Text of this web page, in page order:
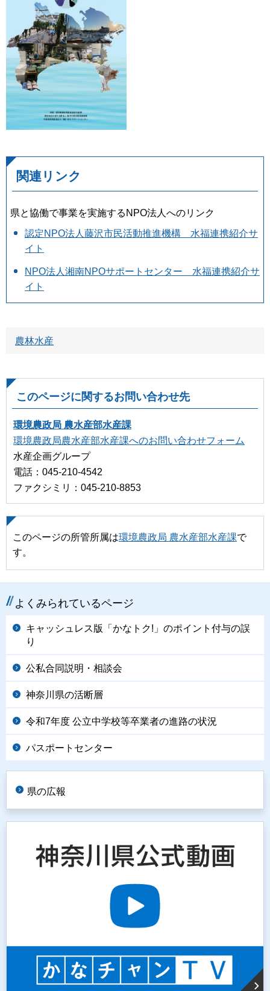
関連リンク
県と協働で事業を実施するNPO法人へのリンク
認定NPO法人藤沢市民活動推進機構 水福連携紹介サ
イト
NPO法人湘南NPOサポートセンター 水福連携紹介サ
イト
農林水産
このページに関するお問い合わせ先
環境農政局 農水産部水産課
環境農政局農水産部水産課へのお問い合わせフォーム
水産企画グループ
電話：045-210-4542
ファクシミリ：045-210-8853
このページの所管所属は環境農政局 農水産部水産課で
す。
よくみられているページ
キャッシュレス版「かなトク!」のポイント付与の誤
り
公私合同説明・相談会
神奈川県の活断層
令和7年度 公立中学校等卒業者の進路の状況
パスポートセンター
県の広報